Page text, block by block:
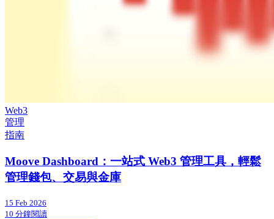
Web3
管理
指南
Moove Dashboard：一站式 Web3 管理工具，輕鬆
管理錢包、交易與金庫
15 Feb 2026
10 分鐘閱讀